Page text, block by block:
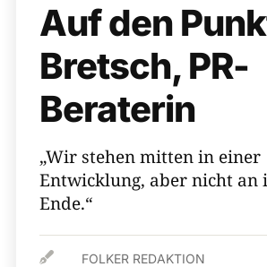
Auf den
Bretsch, PR-
Beraterin
„Wir stehen mitten in einer
Entwicklung, aber nicht an
Ende.“
 FOLKER REDAKTION